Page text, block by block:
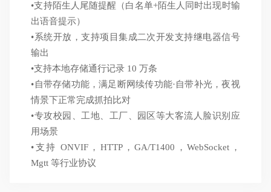
•支持陌生人尾随提醒（白名单+陌生人同时出现时输
出语音提示）
•系统开放，支持项目集成二次开发支持继电器信号
输出
•支持本地存储通行记录 10 万条
•自带存储功能，满足断网续传功能·自带补光，夜视
情景下正常完成抓拍比对
•专攻校园、工地、工厂、园区等大客流人脸识别应
用场景
•支持 ONVIF，HTTP，GA/T1400，WebSocket，
Mgtt 等行业协议